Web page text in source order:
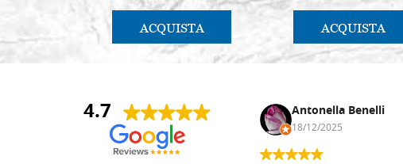
ACQUISTA ACQUISTA
4.7
Andrea Monguzzi Antonella Benelli
18/12/2025